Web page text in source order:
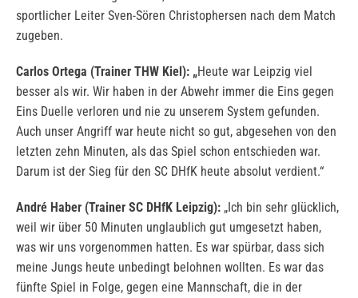
sportlicher Leiter Sven-Sören Christophersen nach dem Match
zugeben.
Carlos Ortega (Trainer THW Kiel): „Heute war Leipzig viel
besser als wir. Wir haben in der Abwehr immer die Eins gegen
Eins Duelle verloren und nie zu unserem System gefunden.
Auch unser Angriff war heute nicht so gut, abgesehen von den
letzten zehn Minuten, als das Spiel schon entschieden war.
Darum ist der Sieg für den SC DHfK heute absolut verdient.“
André Haber (Trainer SC DHfK Leipzig): „Ich bin sehr glücklich,
weil wir über 50 Minuten unglaublich gut umgesetzt haben,
was wir uns vorgenommen hatten. Es war spürbar, dass sich
meine Jungs heute unbedingt belohnen wollten. Es war das
fünfte Spiel in Folge, gegen eine Mannschaft, die in der